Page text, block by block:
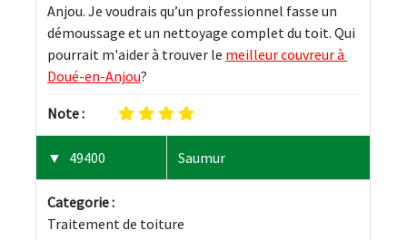
Anjou. Je voudrais qu’un professionnel fasse un
démoussage et un nettoyage complet du toit. Qui
pourrait m'aider à trouver le meilleur couvreur à
Doué-en-Anjou?
Note :
49400 Saumur
Categorie :
Traitement de toiture